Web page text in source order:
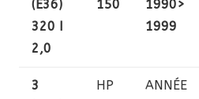
(E36)
320 I
2,0
150
1990>
1999
3
HP
ANNÉE